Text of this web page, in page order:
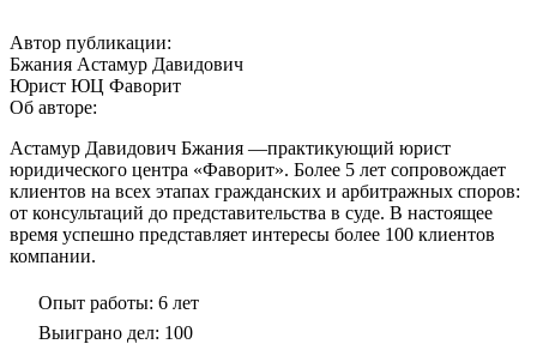
Автор публикации:
Бжания Астамур Давидович
Юрист ЮЦ Фаворит
Об авторе:
Астамур Давидович Бжания —практикующий юрист
юридического центра «Фаворит». Более 5 лет сопровождает
клиентов на всех этапах гражданских и арбитражных споров:
от консультаций до представительства в суде. В настоящее
время успешно представляет интересы более 100 клиентов
компании.
Опыт работы: 6 лет
Выиграно дел: 100